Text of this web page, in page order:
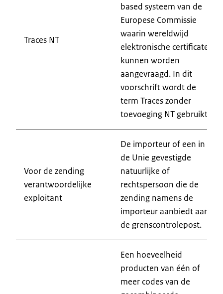
Traces NT
based systeem van de
Europese Commissie
waarin wereldwijd
elektronische certificaten
kunnen worden
aangevraagd. In dit
voorschrift wordt de
term Traces zonder
toevoeging NT gebruikt.
Voor de zending
verantwoordelijke
exploitant
De importeur of een in
de Unie gevestigde
natuurlijke of
rechtspersoon die de
zending namens de
importeur aanbiedt aan
de grenscontrolepost.
Een hoeveelheid
producten van één of
meer codes van de